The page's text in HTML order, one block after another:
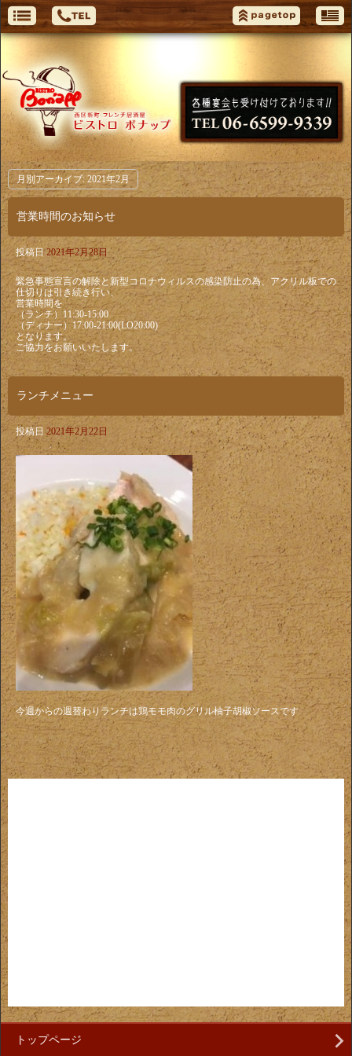
月別アーカイブ: 2021年2月
営業時間のお知らせ
投稿日 2021年2月28日
緊急事態宣言の解除と新型コロナウィルスの感染防止の為、アクリル板での
仕切りは引き続き行い、
営業時間を
（ランチ）11:30-15:00
（ディナー）17:00-21:00(LO20:00)
となります。
ご協力をお願いいたします。
ランチメニュー
投稿日 2021年2月22日
今週からの週替わりランチは鶏モモ肉のグリル柚子胡椒ソースです
トップページ